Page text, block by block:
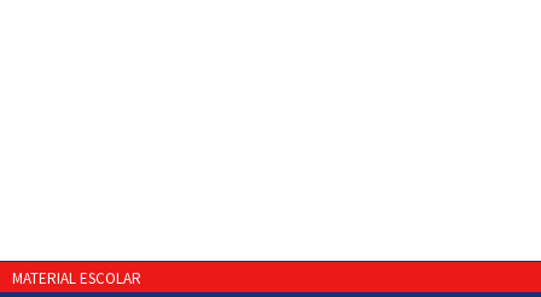
MATERIAL ESCOLAR